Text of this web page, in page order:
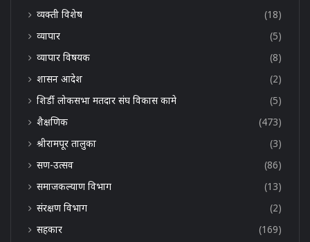
व्यक्ती विशेष
(18)
व्यापार
(5)
व्यापार विषयक
(8)
शासन आदेश
(2)
शिर्डी लोकसभा मतदार संघ विकास कामे
(5)
शैक्षणिक
(473)
श्रीरामपूर तालुका
(3)
सण-उत्सव
(86)
समाजकल्याण विभाग
(13)
संरक्षण विभाग
(2)
सहकार
(169)